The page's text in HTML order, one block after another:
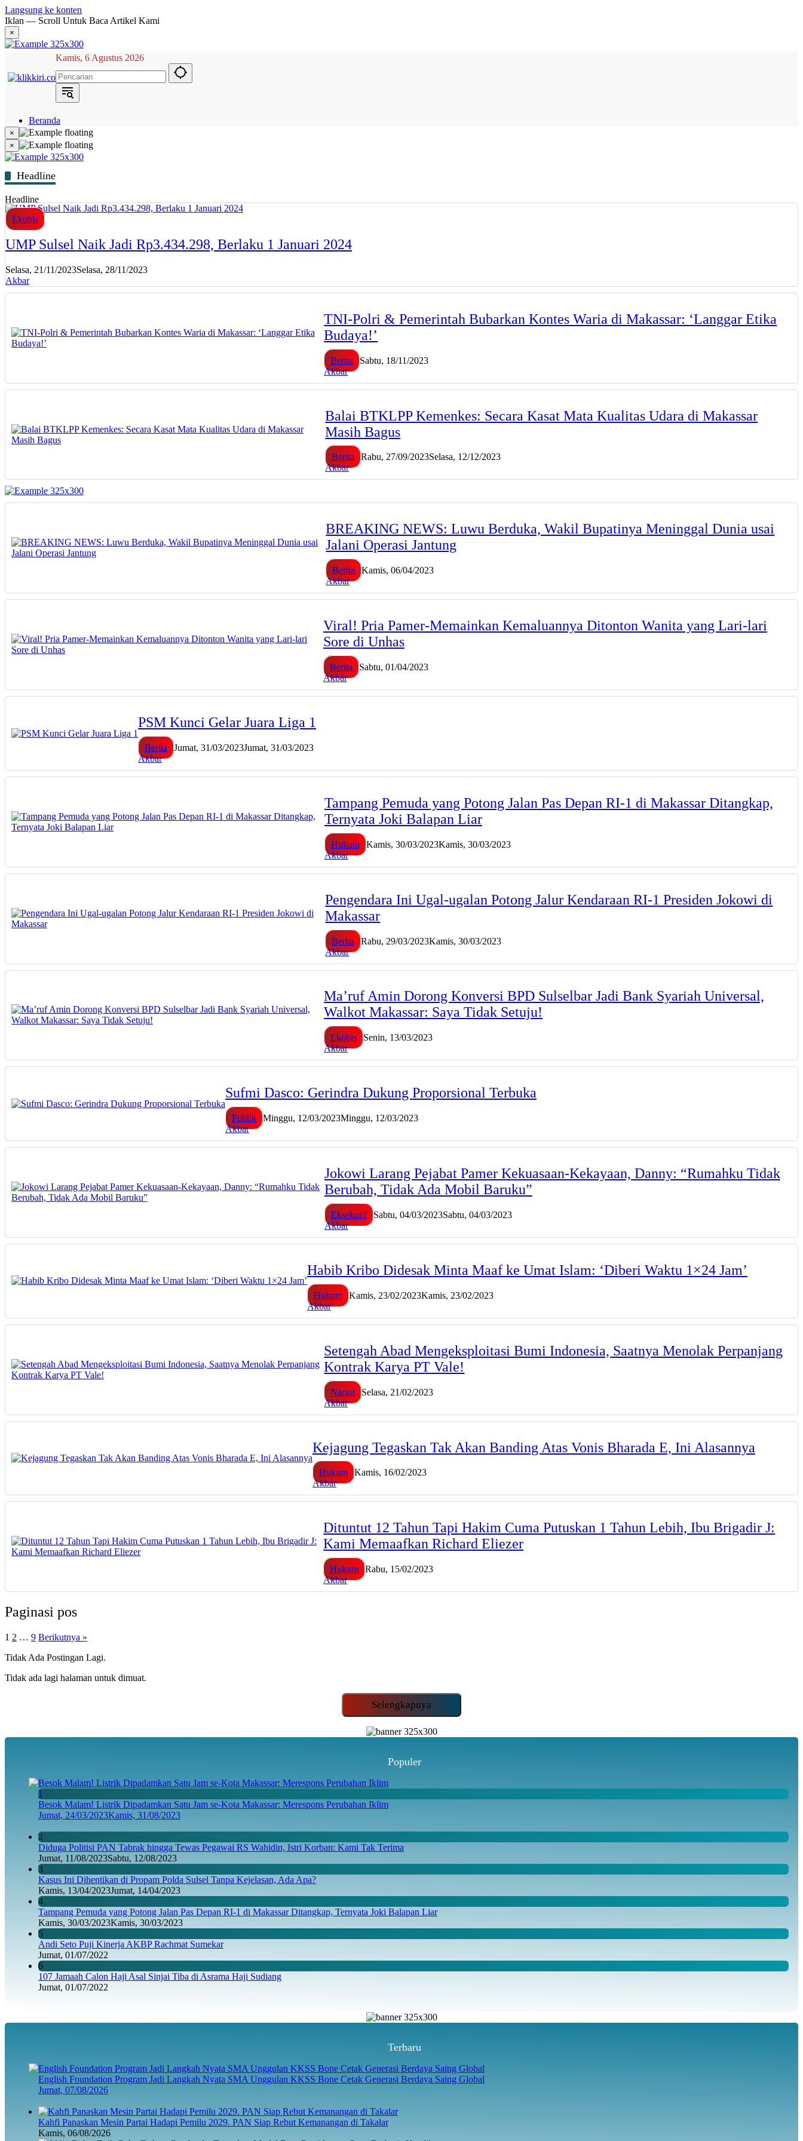
Langsung ke konten
Iklan — Scroll Untuk Baca Artikel Kami
×
Kamis, 6 Agustus 2026
Beranda
Hukum
Berita
Politik
Narasi
Daerah
Metropolis
Eksekutif
×
×
Headline
Headline
Ekobis
UMP Sulsel Naik Jadi Rp3.434.298, Berlaku 1 Januari 2024
Selasa, 21/11/2023Selasa, 28/11/2023
Akbar
TNI-Polri & Pemerintah Bubarkan Kontes Waria di Makassar: ‘Langgar Etika
Budaya!’
Berita
Sabtu, 18/11/2023
Akbar
Balai BTKLPP Kemenkes: Secara Kasat Mata Kualitas Udara di Makassar
Masih Bagus
Berita Rabu, 27/09/2023Selasa, 12/12/2023
Akbar
BREAKING NEWS: Luwu Berduka, Wakil Bupatinya Meninggal Dunia usai
Jalani Operasi Jantung
Berita
Kamis, 06/04/2023
Akbar
Viral! Pria Pamer-Memainkan Kemaluannya Ditonton Wanita yang Lari-lari
Sore di Unhas
Berita
Sabtu, 01/04/2023
Akbar
PSM Kunci Gelar Juara Liga 1
Berita Jumat, 31/03/2023Jumat, 31/03/2023
Akbar
Tampang Pemuda yang Potong Jalan Pas Depan RI-1 di Makassar Ditangkap,
Ternyata Joki Balapan Liar
Hukum Kamis, 30/03/2023Kamis, 30/03/2023
Akbar
Pengendara Ini Ugal-ugalan Potong Jalur Kendaraan RI-1 Presiden Jokowi di
Makassar
Berita Rabu, 29/03/2023Kamis, 30/03/2023
Akbar
Ma’ruf Amin Dorong Konversi BPD Sulselbar Jadi Bank Syariah Universal,
Walkot Makassar: Saya Tidak Setuju!
Ekobis
Senin, 13/03/2023
Akbar
Sufmi Dasco: Gerindra Dukung Proporsional Terbuka
Politik Minggu, 12/03/2023Minggu, 12/03/2023
Akbar
Jokowi Larang Pejabat Pamer Kekuasaan-Kekayaan, Danny: “Rumahku Tidak
Berubah, Tidak Ada Mobil Baruku”
Eksekutif Sabtu, 04/03/2023Sabtu, 04/03/2023
Akbar
Habib Kribo Didesak Minta Maaf ke Umat Islam: ‘Diberi Waktu 1×24 Jam’
Hukum Kamis, 23/02/2023Kamis, 23/02/2023
Akbar
Setengah Abad Mengeksploitasi Bumi Indonesia, Saatnya Menolak Perpanjang
Kontrak Karya PT Vale!
Narasi
Selasa, 21/02/2023
Akbar
Kejagung Tegaskan Tak Akan Banding Atas Vonis Bharada E, Ini Alasannya
Hukum
Kamis, 16/02/2023
Akbar
Dituntut 12 Tahun Tapi Hakim Cuma Putuskan 1 Tahun Lebih, Ibu Brigadir J:
Kami Memaafkan Richard Eliezer
Hukum
Rabu, 15/02/2023
Akbar
Paginasi pos
1 2 … 9 Berikutnya »
Tidak Ada Postingan Lagi.
Tidak ada lagi halaman untuk dimuat.
Selengkapnya
Populer
1
Besok Malam! Listrik Dipadamkan Satu Jam se-Kota Makassar: Merespons Perubahan Iklim
Jumat, 24/03/2023Kamis, 31/08/2023
2
Diduga Politisi PAN Tabrak hingga Tewas Pegawai RS Wahidin, Istri Korban: Kami Tak Terima
Jumat, 11/08/2023Sabtu, 12/08/2023
3
Kasus Ini Dihentikan di Propam Polda Sulsel Tanpa Kejelasan, Ada Apa?
Kamis, 13/04/2023Jumat, 14/04/2023
4
Tampang Pemuda yang Potong Jalan Pas Depan RI-1 di Makassar Ditangkap, Ternyata Joki Balapan Liar
Kamis, 30/03/2023Kamis, 30/03/2023
5
Andi Seto Puji Kinerja AKBP Rachmat Sumekar
Jumat, 01/07/2022
6
107 Jamaah Calon Haji Asal Sinjai Tiba di Asrama Haji Sudiang
Jumat, 01/07/2022
Terbaru
English Foundation Program Jadi Langkah Nyata SMA Unggulan KKSS Bone Cetak Generasi Berdaya Saing Global
Jumat, 07/08/2026
Kahfi Panaskan Mesin Partai Hadapi Pemilu 2029. PAN Siap Rebut Kemanangan di Takalar
Kamis, 06/08/2026